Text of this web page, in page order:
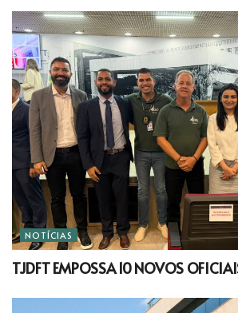
NOTÍCIAS
TJDFT EMPOSSA 10 NOVOS